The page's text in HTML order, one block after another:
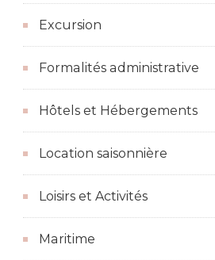
Excursion
Formalités administrative
Hôtels et Hébergements
Location saisonnière
Loisirs et Activités
Maritime